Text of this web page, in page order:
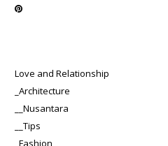
Love and Relationship
_Architecture
__Nusantara
__Tips
_Fashion